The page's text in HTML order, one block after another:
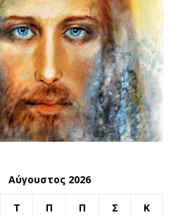
Αύγουστος 2026
Τ Π Π Σ Κ